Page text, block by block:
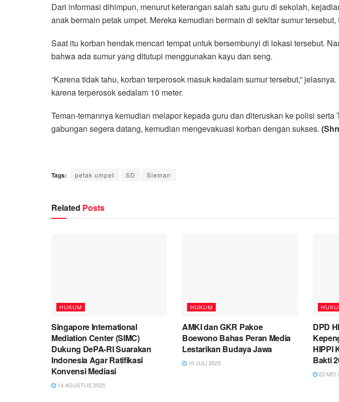
Dari informasi dihimpun, menurut keterangan salah satu guru di sekolah,
anak bermain petak umpet. Mereka kemudian bermain di sekitar sumur tersebut,
Saat itu korban hendak mencari tempat untuk bersembunyi di lokasi tersebut.
bahwa ada sumur yang ditutupi menggunakan kayu dan seng.
“Karena tidak tahu, korban terperosok masuk kedalam sumur tersebut,”
karena terperosok sedalam 10 meter.
Teman-temannya kemudian melapor kepada guru dan diteruskan ke polisi serta
gabungan segera datang, kemudian mengevakuasi korban dengan sukses.
Tags: petak umpet SD Sleman
Related Posts
HUKUM
Singapore International
Mediation Center (SIMC)
Dukung DePA-RI Suarakan
Indonesia Agar Ratifikasi
Konvensi Mediasi
14 AGUSTUS 2025
HUKUM
AMKI dan GKR Pakoe
Boewono Bahas Peran Media
Lestarikan Budaya Jawa
10 JULI 2025
DPD
HIPPI
Bakti
23 MEI